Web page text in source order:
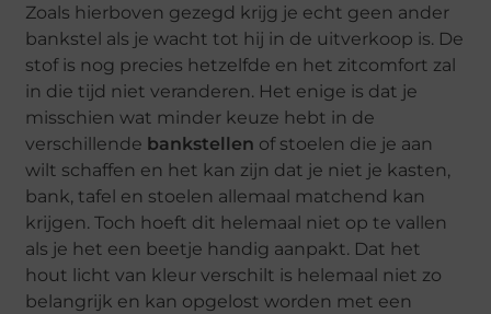
Zoals hierboven gezegd krijg je echt geen ander
bankstel als je wacht tot hij in de uitverkoop is. De
stof is nog precies hetzelfde en het zitcomfort zal
in die tijd niet veranderen. Het enige is dat je
misschien wat minder keuze hebt in de
verschillende bankstellen of stoelen die je aan
wilt schaffen en het kan zijn dat je niet je kasten,
bank, tafel en stoelen allemaal matchend kan
krijgen. Toch hoeft dit helemaal niet op te vallen
als je het een beetje handig aanpakt. Dat het
hout licht van kleur verschilt is helemaal niet zo
belangrijk en kan opgelost worden met een